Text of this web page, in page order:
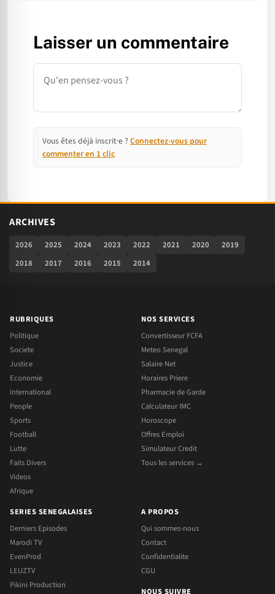
Laisser un commentaire
Commentaire
Vous êtes déjà inscrit·e ? Connectez-vous pour
commenter en 1 clic
ARCHIVES
2026 2025 2024 2023 2022 2021 2020
2019
2018
2017 2016 2015 2014
RUBRIQUES
Politique
Societe
Justice
Economie
International
People
Sports
Football
Lutte
Faits Divers
Videos
Afrique
NOS SERVICES
Convertisseur FCFA
Meteo Senegal
Salaire Net
Horaires Priere
Pharmacie de Garde
Calculateur IMC
Horoscope
Offres Emploi
Simulateur Credit
Tous les services →
SERIES SENEGALAISES
Derniers Episodes
Marodi TV
EvenProd
LEUZTV
Pikini Production
A PROPOS
Qui sommes-nous
Contact
Confidentialite
CGU
NOUS SUIVRE